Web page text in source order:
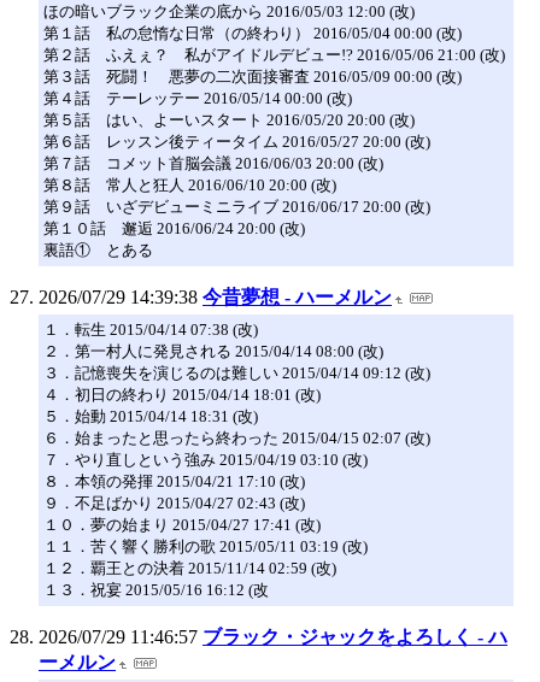
ほの暗いブラック企業の底から 2016/05/03 12:00 (改)
第１話 私の怠惰な日常（の終わり） 2016/05/04 00:00 (改)
第２話 ふえぇ？ 私がアイドルデビュー!? 2016/05/06 21:00 (改)
第３話 死闘！ 悪夢の二次面接審査 2016/05/09 00:00 (改)
第４話 テーレッテー 2016/05/14 00:00 (改)
第５話 はい、よーいスタート 2016/05/20 20:00 (改)
第６話 レッスン後ティータイム 2016/05/27 20:00 (改)
第７話 コメット首脳会議 2016/06/03 20:00 (改)
第８話 常人と狂人 2016/06/10 20:00 (改)
第９話 いざデビューミニライブ 2016/06/17 20:00 (改)
第１０話 邂逅 2016/06/24 20:00 (改)
裏語① とある
2026/07/29 14:39:38 今昔夢想 - ハーメルン
１．転生 2015/04/14 07:38 (改)
２．第一村人に発見される 2015/04/14 08:00 (改)
３．記憶喪失を演じるのは難しい 2015/04/14 09:12 (改)
４．初日の終わり 2015/04/14 18:01 (改)
５．始動 2015/04/14 18:31 (改)
６．始まったと思ったら終わった 2015/04/15 02:07 (改)
７．やり直しという強み 2015/04/19 03:10 (改)
８．本領の発揮 2015/04/21 17:10 (改)
９．不足ばかり 2015/04/27 02:43 (改)
１０．夢の始まり 2015/04/27 17:41 (改)
１１．苦く響く勝利の歌 2015/05/11 03:19 (改)
１２．覇王との決着 2015/11/14 02:59 (改)
１３．祝宴 2015/05/16 16:12 (改
2026/07/29 11:46:57 ブラック・ジャックをよろしく - ハ
ーメルン